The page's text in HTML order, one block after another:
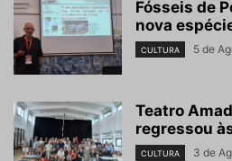
Fósseis de
nova
CULTURA 5 de
Teatro
regressou
CULTURA 3 de